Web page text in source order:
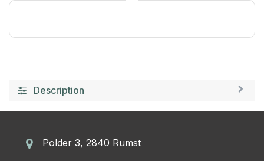
Description
Polder 3, 2840 Rumst